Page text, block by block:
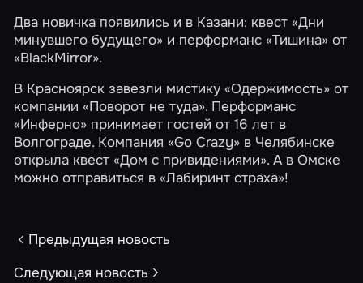
Два новичка появились и в Казани: квест«Дни
минувшего будущего» и перформанс«Тишина» от
«BlackMirror».
В Красноярск завезли мистику«Одержимость» от
компании«Поворот не туда». Перформанс
«Инферно» принимает гостей от 16 лет в
Волгограде. Компания«Go Crazy» в Челябинске
открыла квест«Дом с привидениями». А в Омске
можно отправиться в«Лабиринт страха»!
Предыдущая новость
Следующая новость